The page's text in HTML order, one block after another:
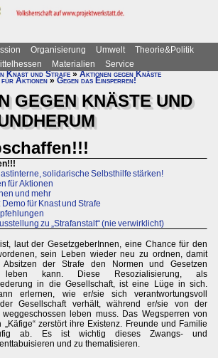
Organisierung Umwelt
Theorie&Politik
Materialien
Service
Knast und Strafe»Aktionen gegen Knäste
für Aktionen » Gegen das Einsperren!
GEGEN KNÄSTE UND
solidarische Selbsthilfe stärken!
für Aktionen
und mehr
für Knast und Strafe
zu „Strafanstalt“ (nie verwirklicht)
laut der GesetzgeberInnen, eine Chance für den
sein Leben wieder neu zu ordnen, damit
der Strafe den Normen und Gesetzen
leben kann. Diese Resozialisierung, als
in die Gesellschaft, ist eine Lüge in sich.
erlernen, wie er/sie sich verantwortungsvoll
Gesellschaft verhält, während er/sie von der
weggeschossen leben muss. Das Wegsperren von
„Käfige“ zerstört ihre Existenz. Freunde und Familie
ab. Es ist wichtig dieses Zwangs- und
und zu thematisieren.